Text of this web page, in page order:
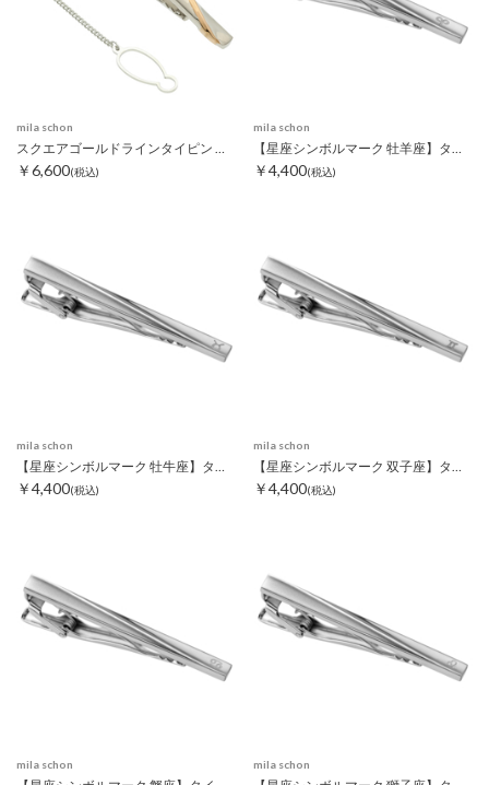
mila schon
￥6,600(税込)
mila schon
￥4,400(税込)
mila schon
【星座シンボルマーク 牡牛座】タイピン
￥4,400(税込)
mila schon
【星座シンボルマーク 双子座】タイピン
￥4,400(税込)
mila schon mila schon